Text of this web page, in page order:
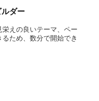
ダー
えの良いテーマ、ペー
ため、数分で開始でき